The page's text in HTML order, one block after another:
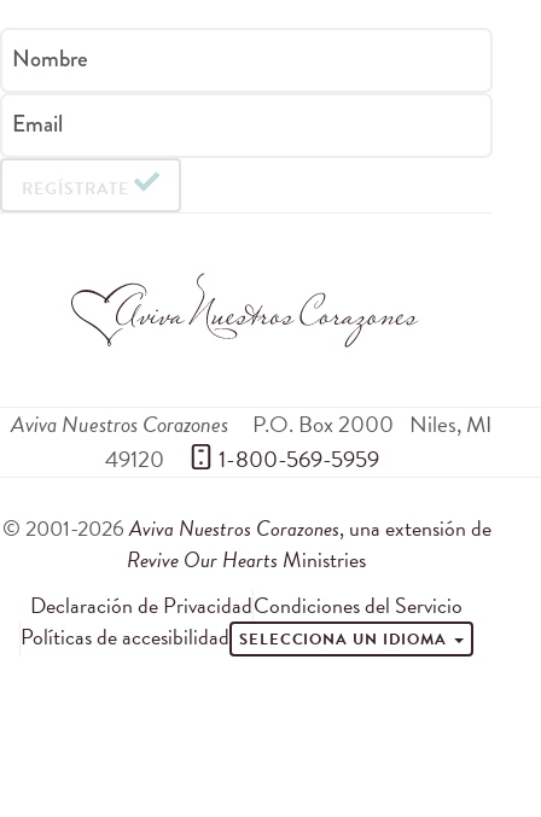
Nombre
Email
REGÍSTRATE
Aviva Nuestros Corazones P.O. Box 2000 Niles,MI
49120
1-800-569-5959
© 2001-2026Aviva Nuestros Corazones, una extensión de
Revive Our Hearts Ministries
Declaración de PrivacidadCondiciones del Servicio
Políticas de accesibilidad SELECCIONA UN IDIOMA